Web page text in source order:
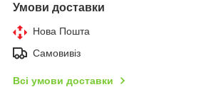
Умови доставки
Нова Пошта
Самовивіз
Всі умови доставки